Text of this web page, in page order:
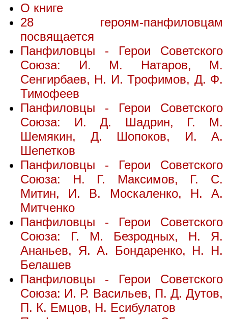
О книге
28 героям-панфиловцам
посвящается
Панфиловцы - Герои Советского
Союза: И. М. Натаров, М.
Сенгирбаев, Н. И. Трофимов, Д. Ф.
Тимофеев
Панфиловцы - Герои Советского
Союза: И. Д. Шадрин, Г. М.
Шемякин, Д. Шопоков, И. А.
Шепетков
Панфиловцы - Герои Советского
Союза: Н. Г. Максимов, Г. С.
Митин, И. В. Москаленко, Н. А.
Митченко
Панфиловцы - Герои Советского
Союза: Г. М. Безродных, Н. Я.
Ананьев, Я. А. Бондаренко, Н. Н.
Белашев
Панфиловцы - Герои Советского
Союза: И. Р. Васильев, П. Д. Дутов,
П. К. Емцов, Н. Есибулатов